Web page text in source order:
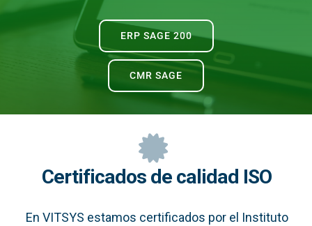
ERP SAGE 200
CMR SAGE
Certificados de calidad ISO
En VITSYS estamos certificados por el Instituto